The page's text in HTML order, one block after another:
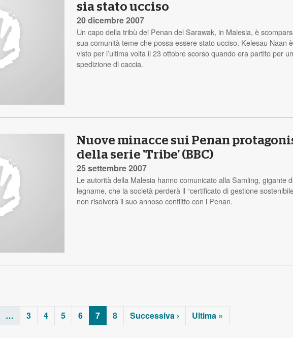
sia stato ucciso
20 dicembre 2007
Un capo della tribù dei Penan del Sarawak, in Malesia, è
sua comunità teme che possa essere stato ucciso. Kelesau Naan
visto per l’ultima volta il 23 ottobre scorso quando era partito per
spedizione di caccia.
Nuove minacce sui Penan
della serie 'Tribe' (BBC)
25 settembre 2007
Le autorità della Malesia hanno comunicato alla Samling, gigante
legname, che la società perderà il “certificato di gestione
non risolverà il suo annoso conflitto con i Penan.
… 3 4 5 6 7 8 Successiva › Ultima »